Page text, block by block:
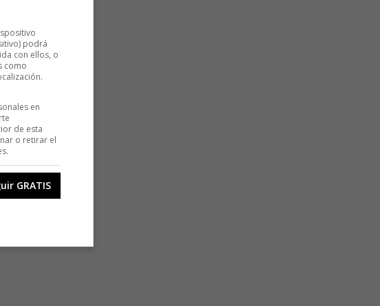
podrá
con ellos, o
como
en
de esta
o retirar el
GRATIS